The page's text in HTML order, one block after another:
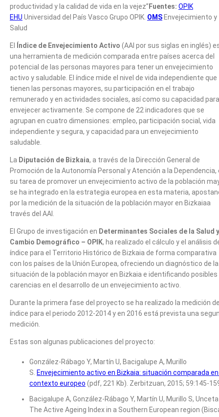
productividad y la calidad de vida en la vejez”Fuentes: OPIK
EHU Universidad del País Vasco Grupo OPIK. OMSEnvejecimiento y
Salud
El Índice de Envejecimiento Activo (AAI por sus siglas en inglés)
una herramienta de medición comparada entre países acerca del
potencial de las personas mayores para tener un envejecimiento
activo y saludable. El índice mide el nivel de vida independiente que
tienen las personas mayores, su participación en el trabajo
remunerado y en actividades sociales, así como su capacidad para
envejecer activamente. Se compone de 22 indicadores que se
agrupan en cuatro dimensiones: empleo, participación social, vida
independiente y segura, y capacidad para un envejecimiento
saludable.
La Diputación de Bizkaia, a través de la Dirección General de
Promoción de la Autonomía Personal y Atención a la Dependencia,
su tarea de promover un envejecimiento activo de la población
se ha integrado en la estrategia europea en esta materia,
por la medición de la situación de la población mayor en Bizkaiaa
través del AAI.
El Grupo de investigación en Determinantes Sociales de la Salud y
Cambio Demográfico – OPIK, ha realizado el cálculo y el análisis
índice para el Territorio Histórico de Bizkaia de forma comparativa
con los países de la Unión Europea, ofreciendo un diagnóstico de la
situación de la población mayor en Bizkaia e identificando posibles
carencias en el desarrollo de un envejecimiento activo.
Durante la primera fase del proyecto se ha realizado la medición
índice para el periodo 2012-2014 y en 2016 está prevista una
medición.
Estas son algunas publicaciones del proyecto:
González-Rábago Y, Martín U, Bacigalupe A, Murillo
S. Envejecimiento activo en Bizkaia: situación comparada
contexto europeo (pdf, 221 Kb). Zerbitzuan, 2015; 59:145-
Bacigalupe A, González-Rábago Y, Martín U, Murillo S, Unceta
The Active Ageing Index in a Southern European region